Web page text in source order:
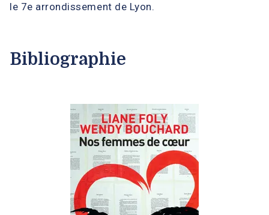
le 7e arrondissement de Lyon.
Bibliographie